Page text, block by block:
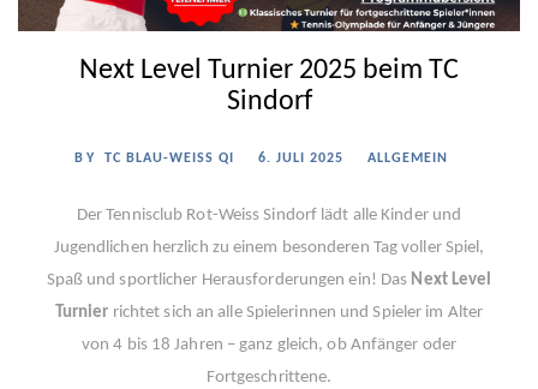
Next Level Turnier 2025 beim TC
Sindorf
BY TC BLAU-WEISS QI 6. JULI 2025 ALLGEMEIN
Der Tennisclub Rot-Weiss Sindorf lädt alle Kinder und
Jugendlichen herzlich zu einem besonderen Tag voller Spiel,
Spaß und sportlicher Herausforderungen ein! Das Next Level
Turnier richtet sich an alle Spielerinnen und Spieler im Alter
von 4 bis 18 Jahren – ganz gleich, ob Anfänger oder
Fortgeschrittene.